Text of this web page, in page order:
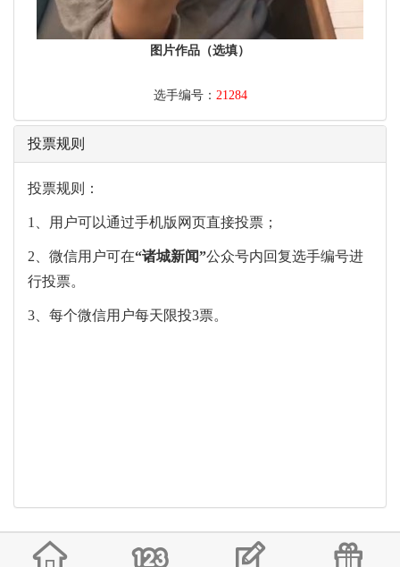
图片作品（选填）
选手编号： 21284
投票规则
投票规则：
1、用户可以通过手机版网页直接投票；
2、微信用户可在“诸城新闻”公众号内回复选手编号进
行投票。
3、每个微信用户每天限投3票。